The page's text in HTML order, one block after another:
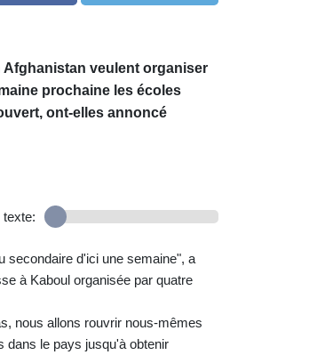
Afghanistan veulent organiser
prochaine les écoles
ont-elles annoncé
texte:
secondaire d'ici une semaine", a
à Kaboul organisée par quatre
nous allons rouvrir nous-mêmes
dans le pays jusqu'à obtenir